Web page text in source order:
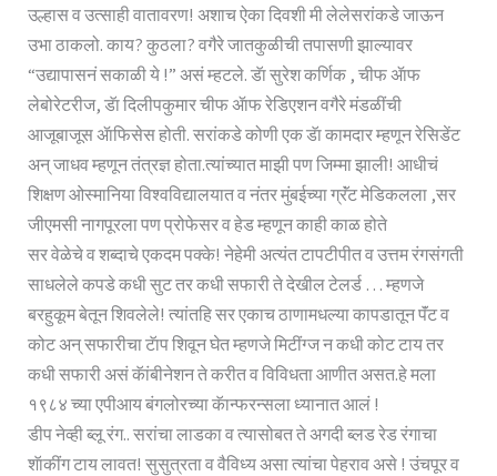
उल्हास व उत्साही वातावरण! अशाच ऐका दिवशी मी लेलेसरांकडे जाऊन
उभा ठाकलो. काय? कुठला? वगैरे जातकुळीची तपासणी झाल्यावर
“उद्यापासनं सकाळी ये !” असं म्हटले. डॅा सुरेश कर्णिक , चीफ ॲाफ
लेबोरेटरीज, डॅा दिलीपकुमार चीफ ॲाफ रेडिएशन वगैरे मंडळींची
आजूबाजूस ॲाफिसेस होती. सरांकडे कोणी एक डॅा कामदार म्हणून रेसिडेंट
अन् जाधव म्हणून तंत्रज्ञ होता.त्यांच्यात माझी पण जिम्मा झाली! आधीचं
शिक्षण ओस्मानिया विश्वविद्यालयात व नंतर मुंबईच्या ग्रॅंट मेडिकलला ,सर
जीएमसी नागपूरला पण प्रोफेसर व हेड म्हणून काही काळ होते
सर वेळेचे व शब्दाचे एकदम पक्के! नेहेमी अत्यंत टापटीपीत व उत्तम रंगसंगती
साधलेले कपडे कधी सुट तर कधी सफारी ते देखील टेलर्ड … म्हणजे
बरहुकूम बेतून शिवलेले! त्यांतहि सर एकाच ठाणामधल्या कापडातून पॅंट व
कोट अन् सफारीचा टॅाप शिवून घेत म्हणजे मिटींग्ज न कधी कोट टाय तर
कधी सफारी असं कॅांबीनेशन ते करीत व विविधता आणीत असत.हे मला
१९८४ च्या एपीआय बंगलोरच्या कॅान्फरन्सला ध्यानात आलं !
डीप नेव्ही ब्लू रंग.. सरांचा लाडका व त्यासोबत ते अगदी ब्लड रेड रंगाचा
शॅाकींग टाय लावत! सुसुत्रता व वैविध्य असा त्यांचा पेहराव असे ! उंचपूर व